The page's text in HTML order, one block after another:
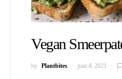
Vegan
by Plantbites juni 4, 2021